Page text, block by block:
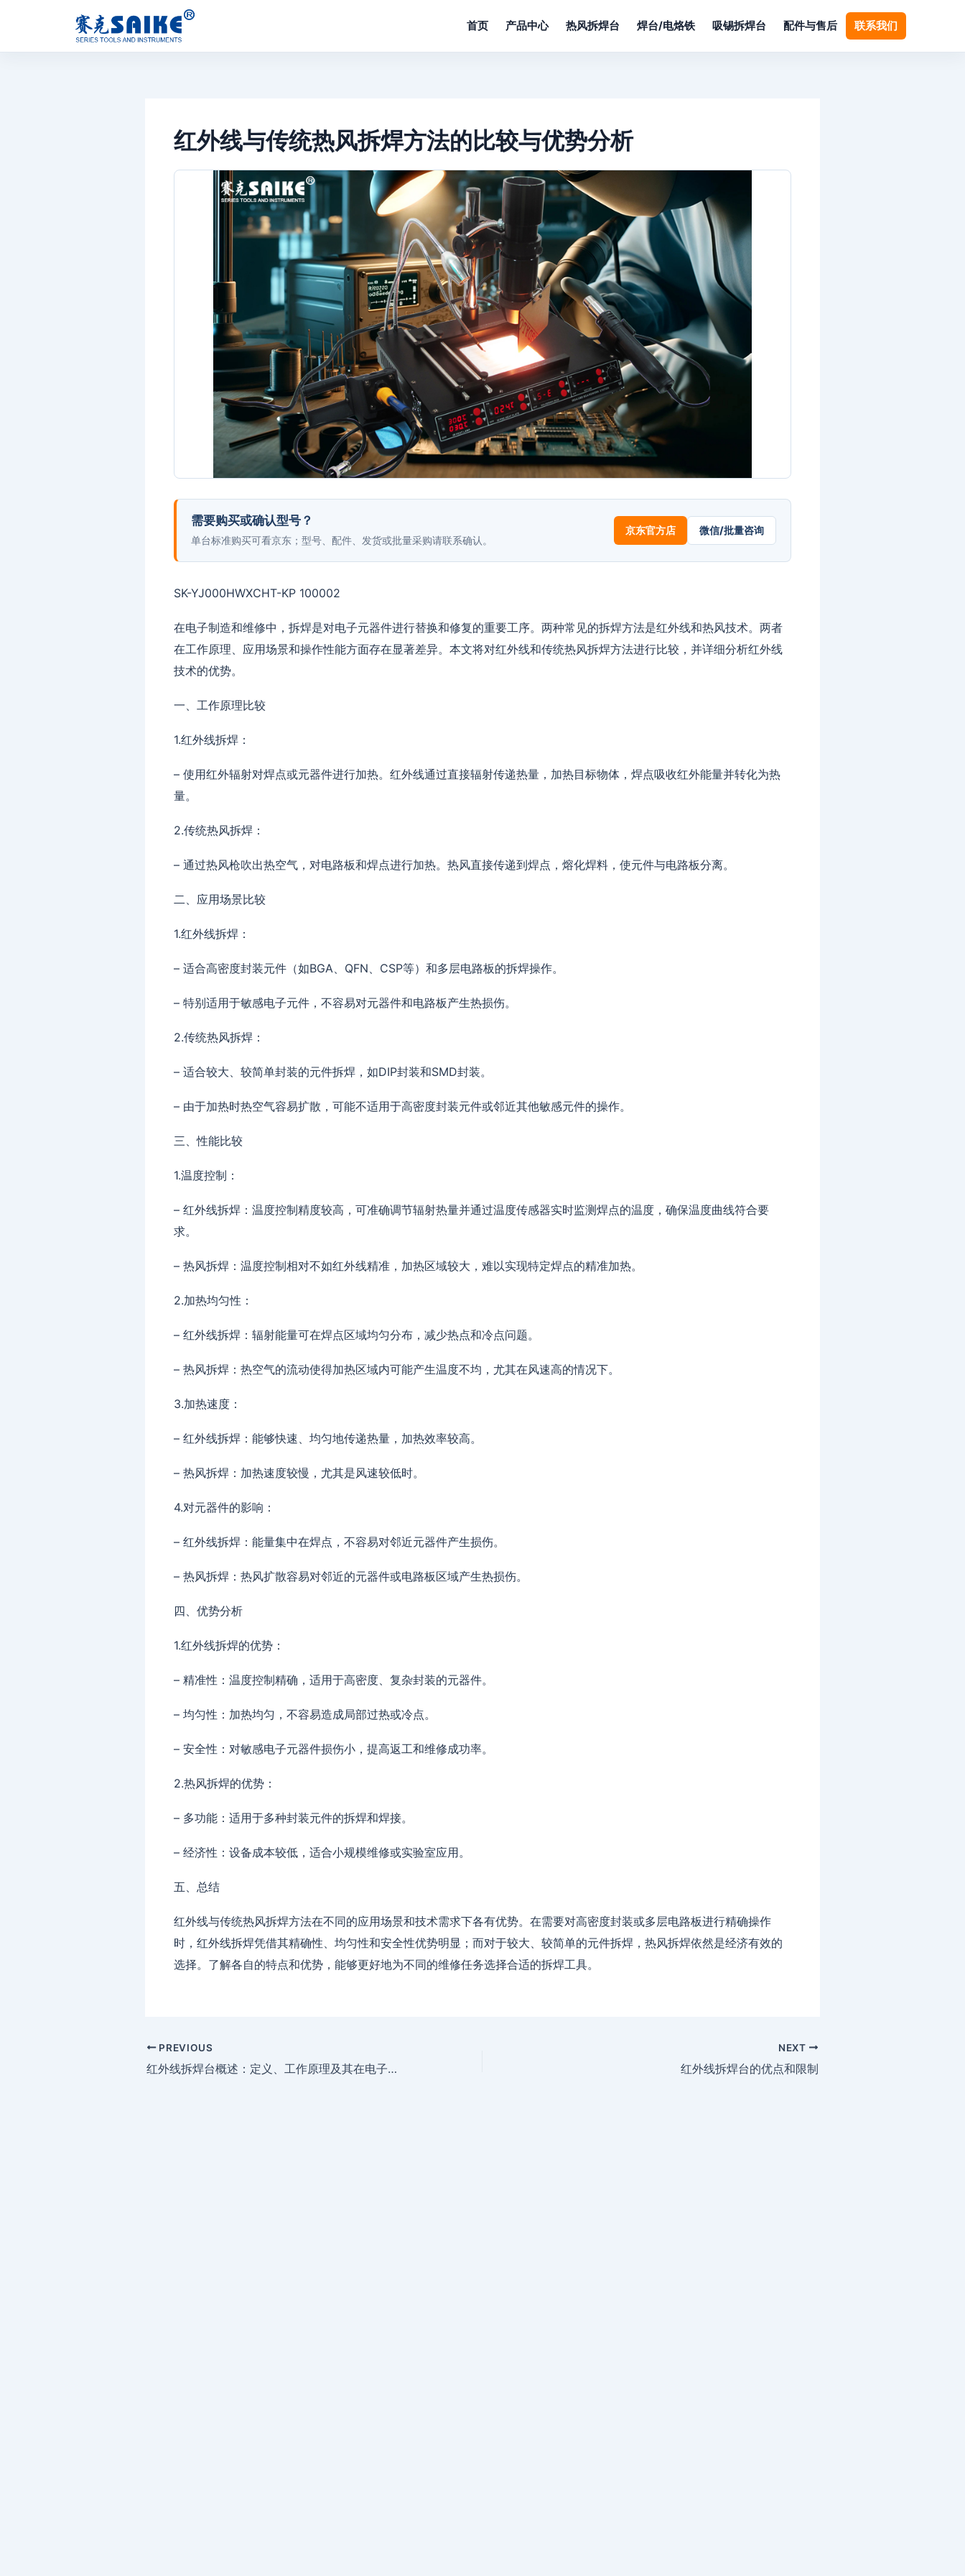
首页 产品中心 热风拆焊台 焊台/电烙铁 吸锡拆焊台 配件与售后 联系我们
红外线与传统热风拆焊方法的比较与优势分析
需要购买或确认型号？
单台标准购买可看京东；型号、配件、发货或批量采购请联系确认。
京东官方店 微信/批量咨询
SK-YJ000HWXCHT-KP 100002
在电子制造和维修中，拆焊是对电子元器件进行替换和修复的重要工序。两种常见的拆焊方法是红外线和热风技术。两者
在工作原理、应用场景和操作性能方面存在显著差异。本文将对红外线和传统热风拆焊方法进行比较，并详细分析红外线
技术的优势。
一、工作原理比较
1.红外线拆焊：
– 使用红外辐射对焊点或元器件进行加热。红外线通过直接辐射传递热量，加热目标物体，焊点吸收红外能量并转化为热
量。
2.传统热风拆焊：
– 通过热风枪吹出热空气，对电路板和焊点进行加热。热风直接传递到焊点，熔化焊料，使元件与电路板分离。
二、应用场景比较
1.红外线拆焊：
– 适合高密度封装元件（如BGA、QFN、CSP等）和多层电路板的拆焊操作。
– 特别适用于敏感电子元件，不容易对元器件和电路板产生热损伤。
2.传统热风拆焊：
– 适合较大、较简单封装的元件拆焊，如DIP封装和SMD封装。
– 由于加热时热空气容易扩散，可能不适用于高密度封装元件或邻近其他敏感元件的操作。
三、性能比较
1.温度控制：
– 红外线拆焊：温度控制精度较高，可准确调节辐射热量并通过温度传感器实时监测焊点的温度，确保温度曲线符合要
求。
– 热风拆焊：温度控制相对不如红外线精准，加热区域较大，难以实现特定焊点的精准加热。
2.加热均匀性：
– 红外线拆焊：辐射能量可在焊点区域均匀分布，减少热点和冷点问题。
– 热风拆焊：热空气的流动使得加热区域内可能产生温度不均，尤其在风速高的情况下。
3.加热速度：
– 红外线拆焊：能够快速、均匀地传递热量，加热效率较高。
– 热风拆焊：加热速度较慢，尤其是风速较低时。
4.对元器件的影响：
– 红外线拆焊：能量集中在焊点，不容易对邻近元器件产生损伤。
– 热风拆焊：热风扩散容易对邻近的元器件或电路板区域产生热损伤。
四、优势分析
1.红外线拆焊的优势：
– 精准性：温度控制精确，适用于高密度、复杂封装的元器件。
– 均匀性：加热均匀，不容易造成局部过热或冷点。
– 安全性：对敏感电子元器件损伤小，提高返工和维修成功率。
2.热风拆焊的优势：
– 多功能：适用于多种封装元件的拆焊和焊接。
– 经济性：设备成本较低，适合小规模维修或实验室应用。
五、总结
红外线与传统热风拆焊方法在不同的应用场景和技术需求下各有优势。在需要对高密度封装或多层电路板进行精确操作
时，红外线拆焊凭借其精确性、均匀性和安全性优势明显；而对于较大、较简单的元件拆焊，热风拆焊依然是经济有效的
选择。了解各自的特点和优势，能够更好地为不同的维修任务选择合适的拆焊工具。
PREVIOUS
红外线拆焊台概述：定义、工作原理及其在电子维修中的重要性
NEXT
红外线拆焊台的优点和限制